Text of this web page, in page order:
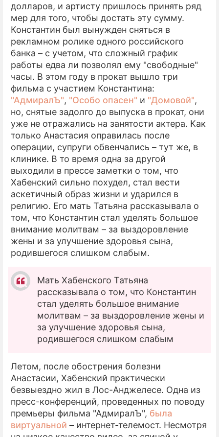
долларов, и артисту пришлось принять ряд
мер для того, чтобы достать эту сумму.
Константин был вынужден сняться в
рекламном ролике одного российского
банка – с учетом, что сложный график
работы едва ли позволял ему "свободные"
часы. В этом году в прокат вышло три
фильма с участием Константина:
"АдмиралЪ", "Особо опасен" и "Домовой",
но, снятые задолго до выпуска в прокат, они
уже не отражались на занятости актера. Как
только Анастасия оправилась после
операции, супруги обвенчались – тут же, в
клинике. В то время одна за другой
выходили в прессе заметки о том, что
Хабенский сильно похудел, стал вести
аскетичный образ жизни и ударился в
религию. Его мать Татьяна рассказывала о
том, что Константин стал уделять большое
внимание молитвам – за выздоровление
жены и за улучшение здоровья сына,
родившегося слишком слабым.
Мать Хабенского Татьяна
рассказывала о том, что Константин
стал уделять большое внимание
молитвам – за выздоровление жены и
за улучшение здоровья сына,
родившегося слишком слабым
Летом, после обострения болезни
Анастасии, Хабенский практически
безвыездно жил в Лос-Анджелесе. Одна из
пресс-конференций, проведенных по поводу
премьеры фильма "АдмиралЪ", была
виртуальной – интернет-телемост. Несмотря